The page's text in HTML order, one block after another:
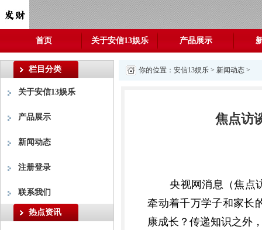
首页 关于安信13娱乐 产品展示
栏目分类
关于安信13娱乐
产品展示
新闻动态
注册登录
联系我们
热点资讯
你的位置： 安信13娱乐 > 新闻动态 >
焦点访
央视网消息（焦点
牵动着千万学子和家长
康成长？传递知识之外